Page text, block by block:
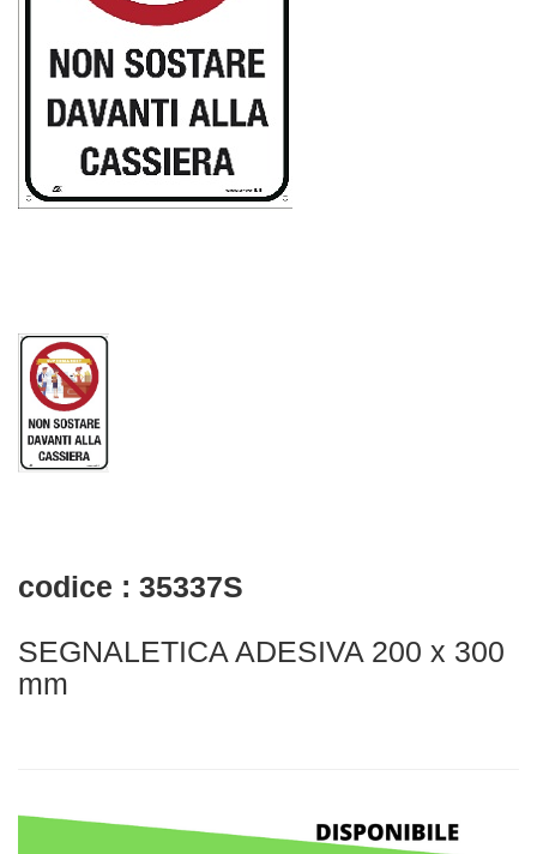
codice : 35337S
SEGNALETICA ADESIVA 200 x 300
mm